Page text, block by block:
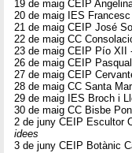
19 de maig CEIP
20 de maig IES
21 de maig CEIP José
22 de maig CC
23 de maig CEIP Pío XII
26 de maig CEIP
27 de maig CEIP
28 de maig CC Santa
29 de maig IES Broch i
30 de maig CC Bisbe
2 de juny CEIP Escultor
idees
3 de juny CEIP Botànic